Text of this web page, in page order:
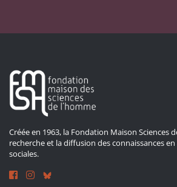
Créée en 1963, la Fondation Maison Sciences
recherche et la diffusion des connaissances
sociales.